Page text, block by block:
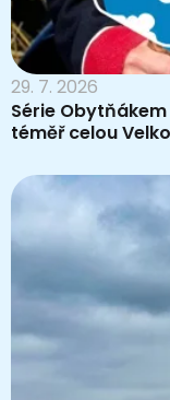
29. 7. 2026
Série
téměř celou